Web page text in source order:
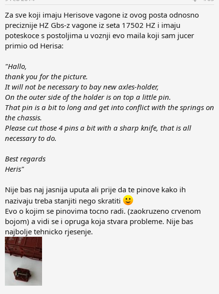
Za sve koji imaju Herisove vagone iz ovog posta odnosno
preciznije HZ Gbs-z vagone iz seta 17502 HZ i imaju
poteskoce s postoljima u voznji evo maila koji sam jucer
primio od Herisa:
"Hallo,
thank you for the picture.
It will not be necessary to bay new axles-holder,
On the outer side of the holder is on top a little pin.
That pin is a bit to long and get into conflict with the springs on
the chassis.
Please cut those 4 pins a bit with a sharp knife, that is all
necessary to do.
Best regards
Heris"
Nije bas naj jasnija uputa ali prije da te pinove kako ih
nazivaju treba stanjiti nego skratiti
Evo o kojim se pinovima tocno radi. (zaokruzeno crvenom
bojom) a vidi se i opruga koja stvara probleme. Nije bas
najbolje tehnicko rjesenje.